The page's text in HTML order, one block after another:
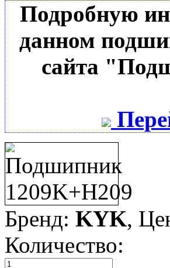
Подробную
данном
сайта
Бренд: KYK,
Количество: